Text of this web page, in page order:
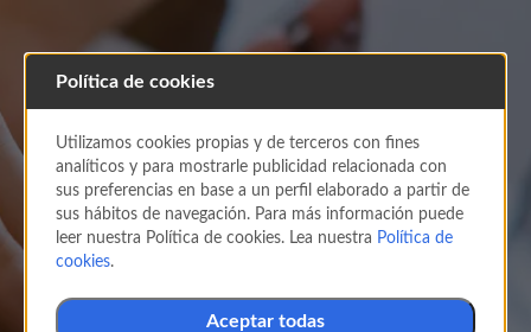
Aparatos electrónicos en
aviones
Te presentamos la información acerca de las
medidas de seguridad y uso de dispositivos
electrónicos durante el vuelo.
Política de cookies
Utilizamos cookies propias y de terceros con fines
analíticos y para mostrarle publicidad relacionada con
sus preferencias en base a un perfil elaborado a partir de
sus hábitos de navegación. Para más información puede
leer nuestra Política de cookies. Lea nuestra Política de
cookies.
Aceptar todas